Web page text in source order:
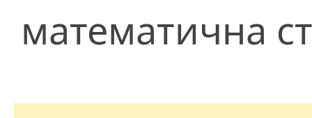
математична